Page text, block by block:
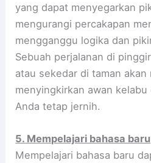
yang dapat menyegarkan
mengurangi percakapan
mengganggu logika dan
Sebuah perjalanan di
atau sekedar di taman akan
menyingkirkan awan
Anda tetap jernih.
5. Mempelajari bahasa baru
Mempelajari bahasa baru